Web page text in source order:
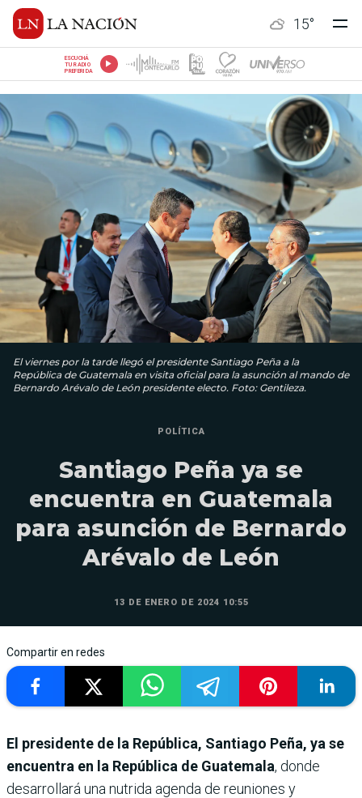
15°
ESCUCHÁ
TU RADIO
PREFERIDA
El viernes por la tarde llegó el presidente Santiago Peña a la
República de Guatemala en visita oficial para la asunción al mando de
Bernardo Arévalo de León presidente electo. Foto: Gentileza.
POLÍTICA
Santiago Peña ya se
encuentra en Guatemala
para asunción de Bernardo
Arévalo de León
13 DE ENERO DE 2024 10:55
Compartir en redes
El presidente de la República, Santiago Peña, ya se
encuentra en la República de Guatemala, donde
desarrollará una nutrida agenda de reuniones y